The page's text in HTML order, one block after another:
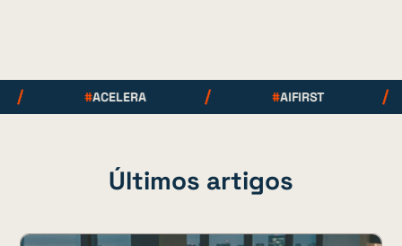
ACELERA AIFIRST
Últimos artigos